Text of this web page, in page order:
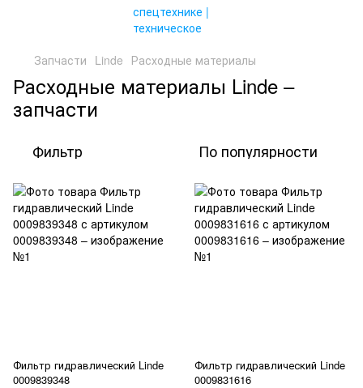
Запчасти Linde Расходные материалы
Расходные материалы Linde –
запчасти
Фильтр По популярности
Фильтр гидравлический Linde
0009839348
Фильтр гидравлический Linde
0009831616